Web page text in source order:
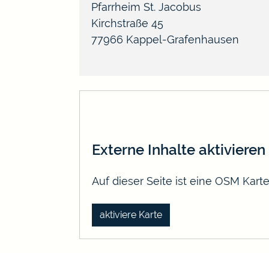
Pfarrheim St. Jacobus
Kirchstraße 45
77966 Kappel-Grafenhausen
Externe Inhalte aktivieren
Auf dieser Seite ist eine OSM
aktiviere Karte